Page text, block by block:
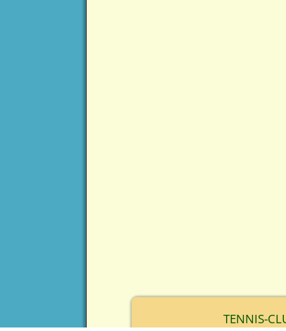
TENNIS-